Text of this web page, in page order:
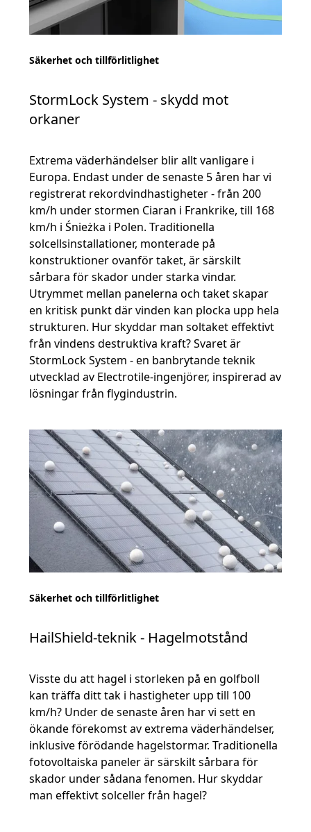
Säkerhet och tillförlitlighet
StormLock System - skydd mot
orkaner
Extrema väderhändelser blir allt vanligare i
Europa. Endast under de senaste 5 åren har vi
registrerat rekordvindhastigheter - från 200
km/h under stormen Ciaran i Frankrike, till 168
km/h i Śnieżka i Polen. Traditionella
solcellsinstallationer, monterade på
konstruktioner ovanför taket, är särskilt
sårbara för skador under starka vindar.
Utrymmet mellan panelerna och taket skapar
en kritisk punkt där vinden kan plocka upp hela
strukturen. Hur skyddar man soltaket effektivt
från vindens destruktiva kraft? Svaret är
StormLock System - en banbrytande teknik
utvecklad av Electrotile-ingenjörer, inspirerad av
lösningar från flygindustrin.
Säkerhet och tillförlitlighet
HailShield-teknik - Hagelmotstånd
Visste du att hagel i storleken på en golfboll
kan träffa ditt tak i hastigheter upp till 100
km/h? Under de senaste åren har vi sett en
ökande förekomst av extrema väderhändelser,
inklusive förödande hagelstormar. Traditionella
fotovoltaiska paneler är särskilt sårbara för
skador under sådana fenomen. Hur skyddar
man effektivt solceller från hagel?